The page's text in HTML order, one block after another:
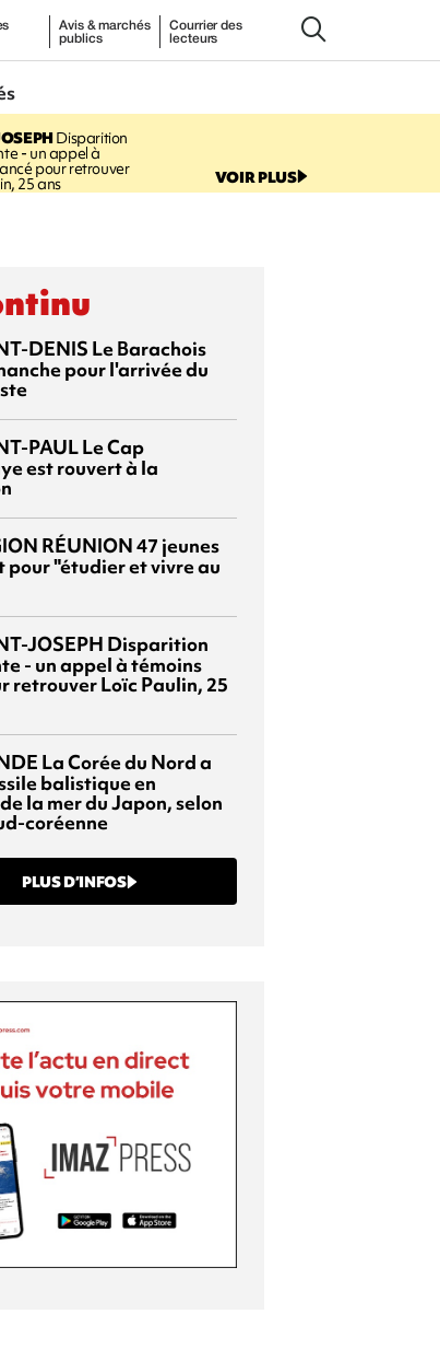
Avis & marchés
publics
Courrier des
lecteurs
Disparition
- un appel à
pour retrouver
25 ans VOIR PLUS
DENIS Le Barachois
pour l'arrivée du
PAULLe Cap
est rouvert à la
RÉUNION47 jeunes
pour "étudier et vivre au
JOSEPH Disparition
- un appel à témoins
retrouver Loïc Paulin, 25
La Corée du Nord a
balistique en
la mer du Japon, selon
coréenne
PLUS D’INFOS